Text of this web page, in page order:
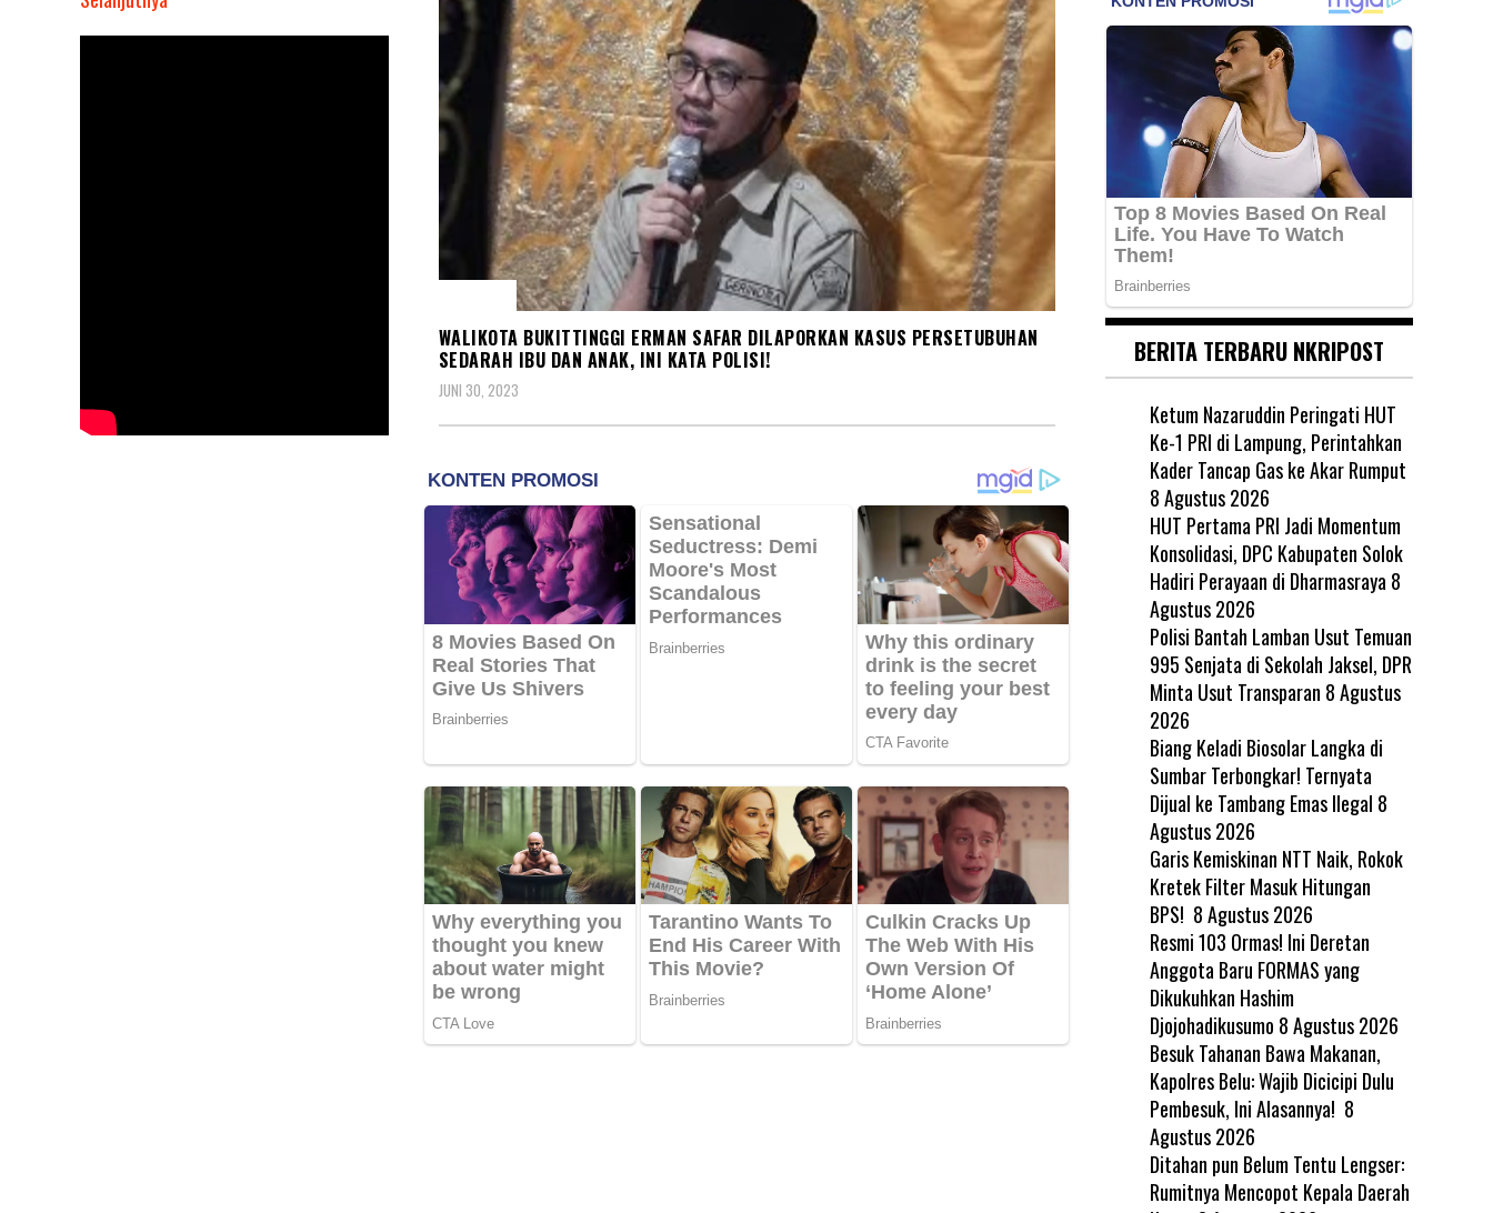
WALIKOTA BUKITTINGGI ERMAN SAFAR DILAPORKAN KASUS PERSETUBUHAN
SEDARAH IBU DAN ANAK, INI KATA POLISI!
JUNI 30, 2023
BERITA TERBARU NKRIPOST
Ketum Nazaruddin Peringati HUT
Ke-1 PRI di Lampung, Perintahkan
Kader Tancap Gas ke Akar Rumput
8 Agustus 2026
HUT Pertama PRI Jadi Momentum
Konsolidasi, DPC Kabupaten Solok
Hadiri Perayaan di Dharmasraya 8
Agustus 2026
Polisi Bantah Lamban Usut Temuan
995 Senjata di Sekolah Jaksel, DPR
Minta Usut Transparan 8 Agustus
2026
Biang Keladi Biosolar Langka di
Sumbar Terbongkar! Ternyata
Dijual ke Tambang Emas Ilegal 8
Agustus 2026
Garis Kemiskinan NTT Naik, Rokok
Kretek Filter Masuk Hitungan
BPS! 8 Agustus 2026
Resmi 103 Ormas! Ini Deretan
Anggota Baru FORMAS yang
Dikukuhkan Hashim
Djojohadikusumo 8 Agustus 2026
Besuk Tahanan Bawa Makanan,
Kapolres Belu: Wajib Dicicipi Dulu
Pembesuk, Ini Alasannya! 8
Agustus 2026
Ditahan pun Belum Tentu Lengser:
Rumitnya Mencopot Kepala Daerah